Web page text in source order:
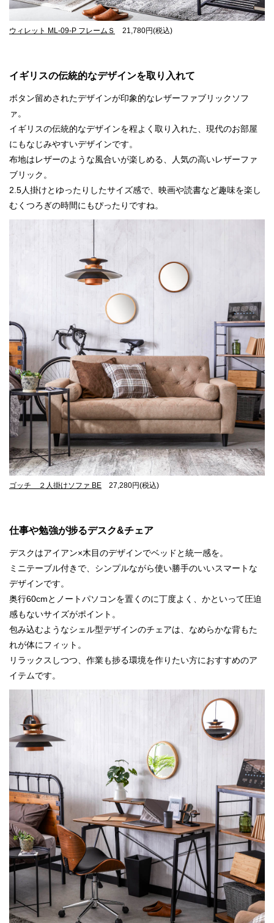
ウィレット ML-09-P フレームＳ 21,780円(税込)
イギリスの伝統的なデザインを取り入れて
ボタン留めされたデザインが印象的なレザーファブリックソフ
ァ。
イギリスの伝統的なデザインを程よく取り入れた、現代のお部屋
にもなじみやすいデザインです。
布地はレザーのような風合いが楽しめる、人気の高いレザーファ
ブリック。
2.5人掛けとゆったりしたサイズ感で、映画や読書など趣味を楽し
むくつろぎの時間にもぴったりですね。
ゴッチ ２人掛けソファ BE 27,280円(税込)
仕事や勉強が捗るデスク&チェア
デスクはアイアン×木目のデザインでベッドと統一感を。
ミニテーブル付きで、シンプルながら使い勝手のいいスマートな
デザインです。
奥行60cmとノートパソコンを置くのに丁度よく、かといって圧迫
感もないサイズがポイント。
包み込むようなシェル型デザインのチェアは、なめらかな背もた
れが体にフィット。
リラックスしつつ、作業も捗る環境を作りたい方におすすめのア
イテムです。